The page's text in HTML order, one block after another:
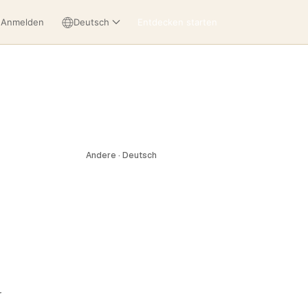
Entdecken starten
Anmelden Deutsch
Andere · Deutsch